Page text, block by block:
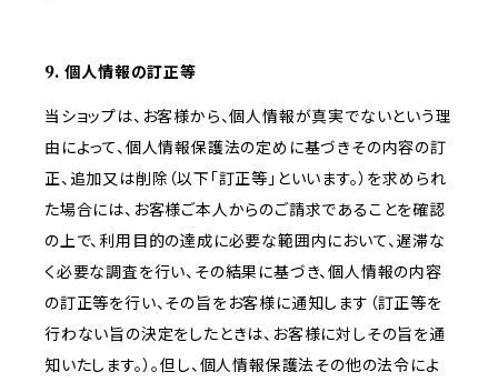
9. 個人情報の訂正等
当ショップは、お客様から、個人情報が真実でないという理
由によって、個人情報保護法の定めに基づきその内容の訂
正、追加又は削除（以下「訂正等」といいます。）を求められ
た場合には、お客様ご本人からのご請求であることを確認
の上で、利用目的の達成に必要な範囲内において、遅滞な
く必要な調査を行い、その結果に基づき、個人情報の内容
の訂正等を行い、その旨をお客様に通知します（訂正等を
行わない旨の決定をしたときは、お客様に対しその旨を通
知いたします。）。但し、個人情報保護法その他の法令によ